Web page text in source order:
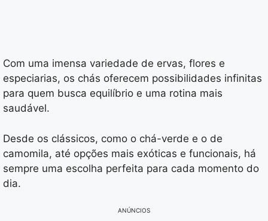
Com uma imensa variedade de ervas, flores e
especiarias, os chás oferecem possibilidades infinitas
para quem busca equilíbrio e uma rotina mais
saudável.
Desde os clássicos, como o chá-verde e o de
camomila, até opções mais exóticas e funcionais, há
sempre uma escolha perfeita para cada momento do
dia.
ANÚNCIOS